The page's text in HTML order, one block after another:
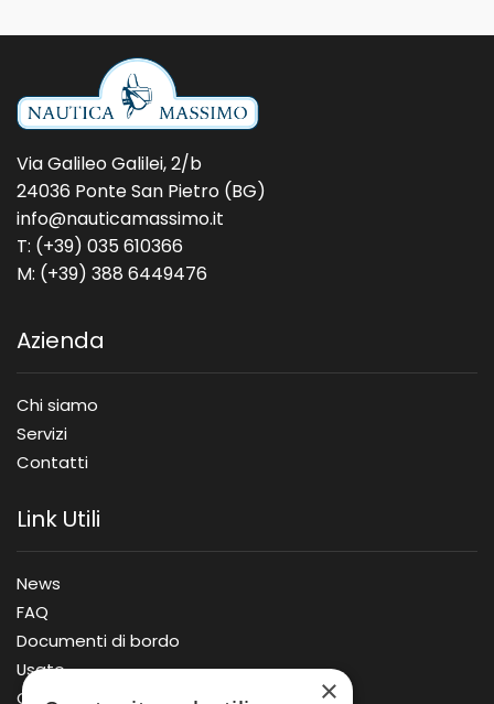
Via Galileo Galilei, 2/b
24036 Ponte San Pietro (BG)
info@nauticamassimo.it
T: (+39) 035 610366
M: (+39) 388 6449476
Azienda
Chi siamo
Servizi
Contatti
Link Utili
News
FAQ
Documenti di bordo
Usato
Offerte
×